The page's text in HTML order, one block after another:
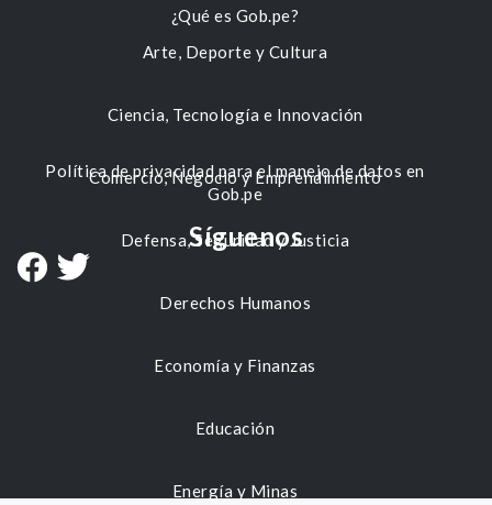
Arte, Deporte y Cultura
Ciencia, Tecnología e Innovación
Comercio, Negocio y Emprendimiento
Defensa, Seguridad y Justicia
Derechos Humanos
Economía y Finanzas
Educación
Energía y Minas
¿Qué es Gob.pe?
Política de privacidad para el manejo de datos en
Gob.pe
Síguenos